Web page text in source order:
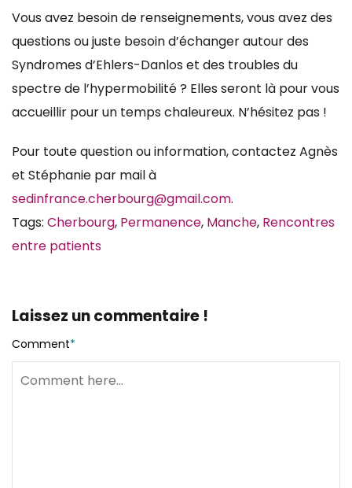
Vous avez besoin de renseignements, vous avez des
questions ou juste besoin d’échanger autour des
Syndromes d’Ehlers-Danlos et des troubles du
spectre de l’hypermobilité ? Elles seront là pour vous
accueillir pour un temps chaleureux. N’hésitez pas !
Pour toute question ou information, contactez Agnès
et Stéphanie par mail à
sedinfrance.cherbourg@gmail.com.
Tags: Cherbourg, Permanence, Manche, Rencontres
entre patients
Laissez un commentaire !
Comment*